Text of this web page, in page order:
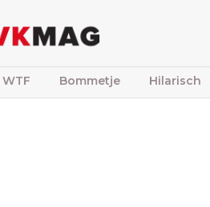
WTF Bommetje Hilarisch